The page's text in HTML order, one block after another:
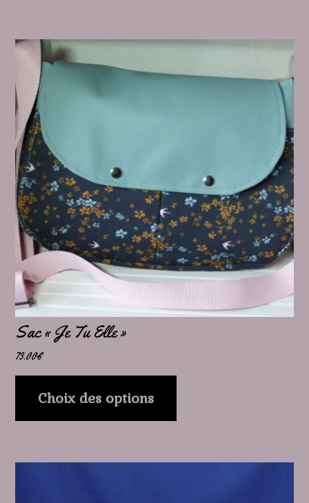
Sac « Je Tu Elle »
73.00€
Choix des options
Ce
produit
a
plusieurs
variations.
Les
options
peuvent
être
choisies
sur
la
page
du
produit